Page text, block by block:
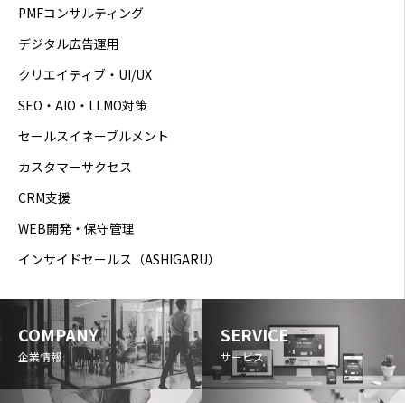
PMFコンサルティング
デジタル広告運用
クリエイティブ・UI/UX
SEO・AIO・LLMO対策
セールスイネーブルメント
カスタマーサクセス
CRM支援
WEB開発・保守管理
インサイドセールス（ASHIGARU）
COMPANY
企業情報
SERVICE
サービス